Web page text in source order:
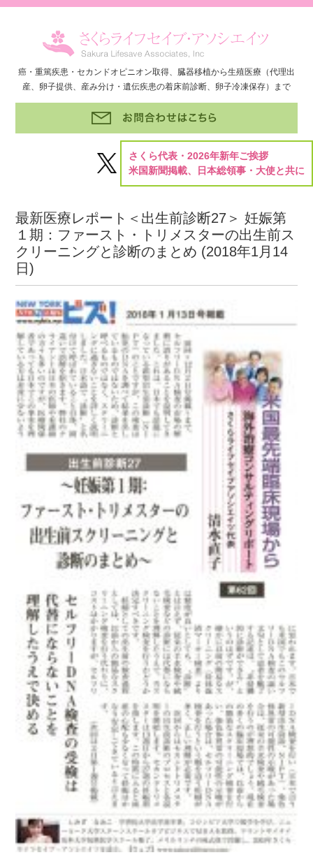
癌・重篤疾患・セカンドオピニオン取得、臓器移植から生殖医療（代理出
産、卵子提供、産み分け・遺伝疾患の着床前診断、卵子冷凍保存）まで
さくら代表・2026年新年ご挨拶
米国新聞掲載、日本総領事・大使と共に
最新医療レポート＜出生前診断27＞ 妊娠第
１期：ファースト・トリメスターの出生前ス
クリーニングと診断のまとめ (2018年1月14
日)